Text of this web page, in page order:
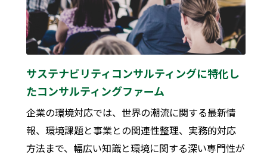
サステナビリティコンサルティングに特化し
たコンサルティングファーム
企業の環境対応では、世界の潮流に関する最新情
報、環境課題と事業との関連性整理、実務的対応
方法まで、幅広い知識と環境に関する深い専門性が